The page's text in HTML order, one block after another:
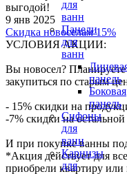
для
ванн
Панели
для
ванн
панель
Боковая
панель
Сифоны
для
ванн
Карнизы
для
выгодой!
9 янв 2025
Скидка новоселам 15%
УСЛОВИЯ АКЦИИ:
Вы новосел?
закупиться по старым
- 15% скидки на
-7% скидки на
И при покупке ванны
*Акция действует для
приобрели квартиру